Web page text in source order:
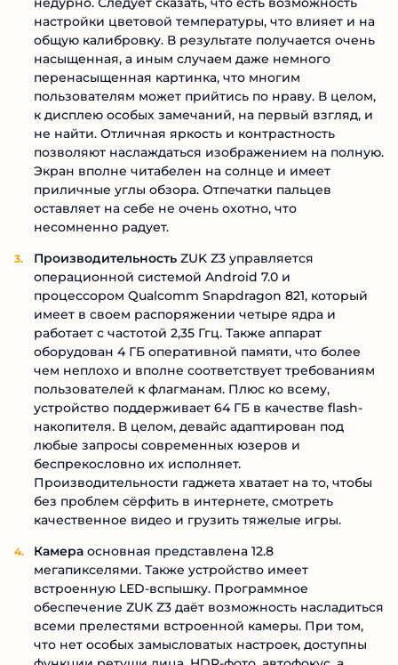
настройки цветовой температуры, что влияет и на
общую калибровку. В результате получается очень
насыщенная, а иным случаем даже немного
перенасыщенная картинка, что многим
пользователям может прийтись по нраву. В целом,
к дисплею особых замечаний, на первый взгляд, и
не найти. Отличная яркость и контрастность
позволяют наслаждаться изображением на полную.
Экран вполне читабелен на солнце и имеет
приличные углы обзора. Отпечатки пальцев
оставляет на себе не очень охотно, что
несомненно радует.
Производительность ZUK Z3 управляется
операционной системой Android 7.0 и
процессором Qualcomm Snapdragon 821, который
имеет в своем распоряжении четыре ядра и
работает с частотой 2,35 Ггц. Также аппарат
оборудован 4 ГБ оперативной памяти, что более
чем неплохо и вполне соответствует требованиям
пользователей к флагманам. Плюс ко всему,
устройство поддерживает 64 ГБ в качестве flash-
накопителя. В целом, девайс адаптирован под
любые запросы современных юзеров и
беспрекословно их исполняет.
Производительности гаджета хватает на то, чтобы
без проблем сёрфить в интернете, смотреть
качественное видео и грузить тяжелые игры.
Камера основная представлена 12.8
мегапикселями. Также устройство имеет
встроенную LED-вспышку. Программное
обеспечение ZUK Z3 даёт возможность насладиться
всеми прелестями встроенной камеры. При том,
что нет особых замысловатых настроек, доступны